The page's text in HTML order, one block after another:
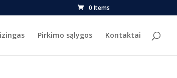
0 Items
Pirkimo sąlygos Kontaktai